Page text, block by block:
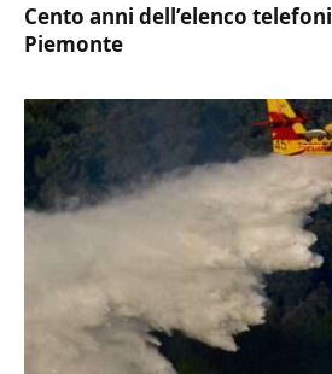
Cento anni dell’elenco
Piemonte